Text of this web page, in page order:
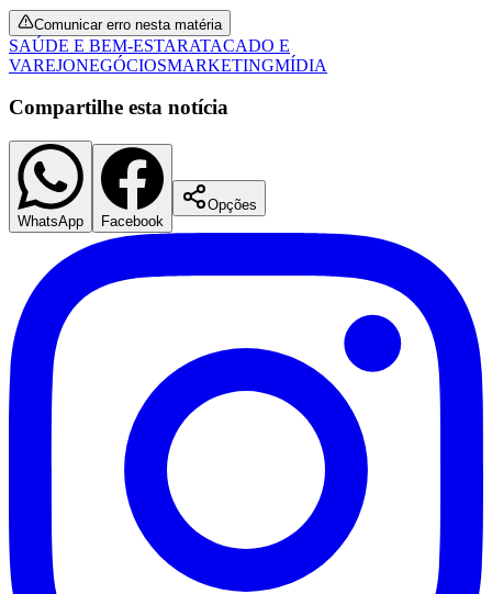
Santos
Comunicar erro nesta matéria
SAÚDE E BEM-ESTARATACADO E
VAREJONEGÓCIOSMARKETINGMÍDIA
Compartilhe esta notícia
WhatsApp Facebook
Opções